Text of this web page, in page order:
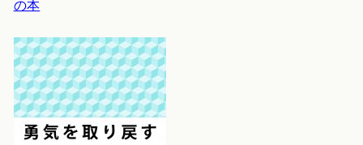
の本